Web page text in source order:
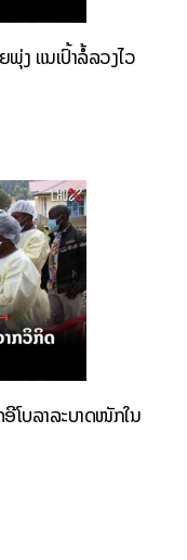
ງ ແນເປົ້າລໍ້ລວງໄວ
ໂບລາລະບາດໜັກໃນ